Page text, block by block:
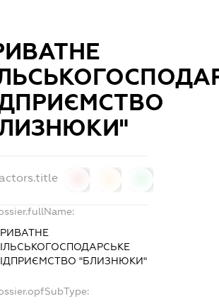
"БЛИЗНЮКИ"